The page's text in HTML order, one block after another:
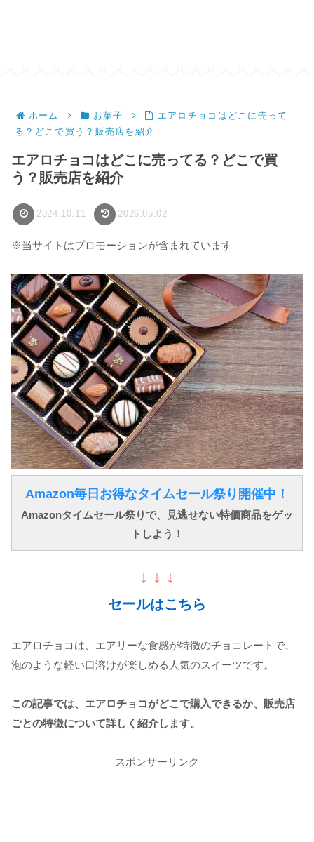
ホーム お菓子
エアロチョコはどこに売って
る？どこで買う？販売店を紹介
エアロチョコはどこに売ってる？どこで買
う？販売店を紹介
2024.10.11 2026.05.02
※当サイトはプロモーションが含まれています
Amazon毎日お得なタイムセール祭り開催中！
Amazonタイムセール祭りで、見逃せない特価商品をゲッ
トしよう！
↓ ↓ ↓
セールはこちら
エアロチョコは、エアリーな食感が特徴のチョコレートで、
泡のような軽い口溶けが楽しめる人気のスイーツです。
この記事では、エアロチョコがどこで購入できるか、販売店
ごとの特徴について詳しく紹介します。
スポンサーリンク